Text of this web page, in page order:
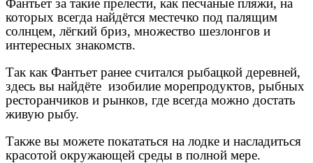
Фантьет за такие прелести, как песчаные пляжи, на
которых всегда найдётся местечко под палящим
солнцем, лёгкий бриз, множество шезлонгов и
интересных знакомств.
Так как Фантьет ранее считался рыбацкой деревней,
здесь вы найдёте изобилие морепродуктов, рыбных
ресторанчиков и рынков, где всегда можно достать
живую рыбу.
Также вы можете покататься на лодке и насладиться
красотой окружающей среды в полной мере.